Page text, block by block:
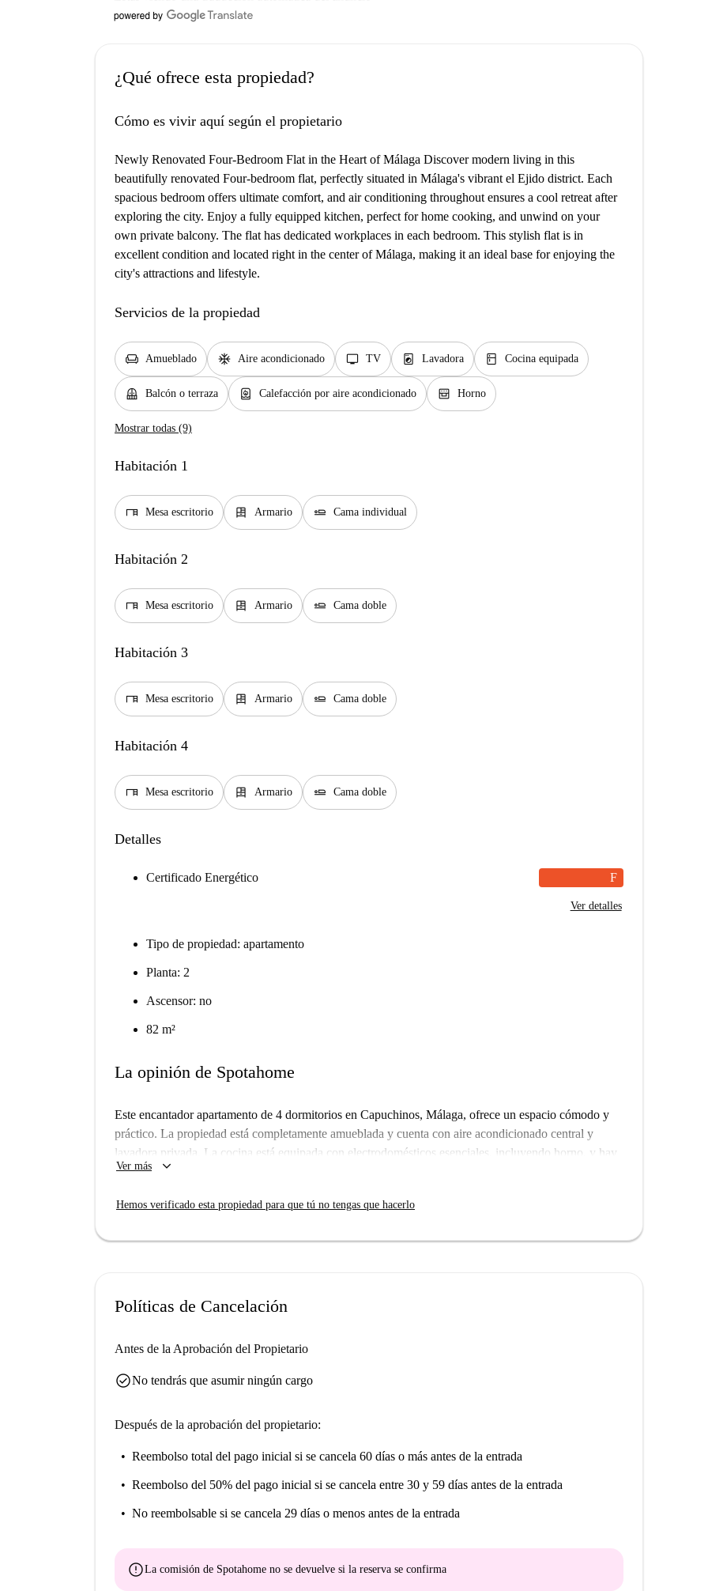
¿Qué ofrece esta propiedad?
Cómo es vivir aquí según el propietario
Newly Renovated Four-Bedroom Flat in the Heart of Málaga Discover modern living in this
beautifully renovated Four-bedroom flat, perfectly situated in Málaga's vibrant el Ejido district. Each
spacious bedroom offers ultimate comfort, and air conditioning throughout ensures a cool retreat after
exploring the city. Enjoy a fully equipped kitchen, perfect for home cooking, and unwind on your
own private balcony. The flat has dedicated workplaces in each bedroom. This stylish flat is in
excellent condition and located right in the center of Málaga, making it an ideal base for enjoying the
city's attractions and lifestyle.
Servicios de la propiedad
chair Amueblado ac_unit Aire acondicionado tv TV local_laundry_service Lavadora kitchen Cocina equipada
balcony Balcón o terraza water_heater Calefacción por aire acondicionado oven_gen Horno
Mostrar todas (9)
Habitación 1
desk Mesa escritorio dresser Armario airline_seat_flat Cama individual
Habitación 2
desk Mesa escritorio dresser Armario airline_seat_flat Cama doble
Habitación 3
desk Mesa escritorio dresser Armario airline_seat_flat Cama doble
Habitación 4
desk Mesa escritorio dresser Armario airline_seat_flat Cama doble
Detalles
Certificado Energético F
Ver detalles
Tipo de propiedad: apartamento
Planta: 2
Ascensor: no
82 m²
La opinión de Spotahome
Este encantador apartamento de 4 dormitorios en Capuchinos, Málaga, ofrece un espacio cómodo y
práctico. La propiedad está completamente amueblada y cuenta con aire acondicionado central y
lavadora privada. La cocina está equipada con electrodomésticos esenciales, incluyendo horno, y hay
un balcón para disfrutar del aire fresco. Se admiten mascotas con algunas restricciones, y se permite
estancia sea sin complicaciones. Spotahome ha revisado personalmente esta propiedad, garantizando
varios mercados como el de Día y la Plaza de Día, que ofrecen comodidad para las necesidades
Málaga tiene para ofrecer.
Ver más keyboard_arrow_down
Hemos verificado esta propiedad para que tú no tengas que hacerlo
Políticas de Cancelación
Antes de la Aprobación del Propietario
check_circleNo tendrás que asumir ningún cargo
Después de la aprobación del propietario:
Reembolso total del pago inicial si se cancela 60 días o más antes de la entrada
Reembolso del 50% del pago inicial si se cancela entre 30 y 59 días antes de la entrada
No reembolsable si se cancela 29 días o menos antes de la entrada
errorLa comisión de Spotahome no se devuelve si la reserva se confirma